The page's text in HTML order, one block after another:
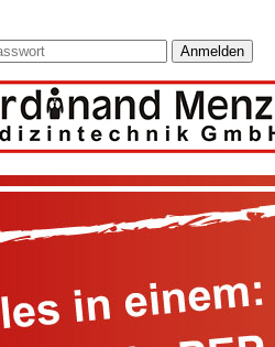
Anmelden